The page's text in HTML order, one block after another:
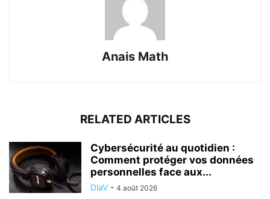
Anais Math
RELATED ARTICLES
Cybersécurité au quotidien :
Comment protéger vos données
personnelles face aux...
DlaV - 4 août 2026